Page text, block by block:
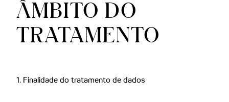
THE CLOUD ONE VIENA-STAATSOPER
ÂMBITO DO
TRATAMENTO
1. Finalidade do tratamento de dados